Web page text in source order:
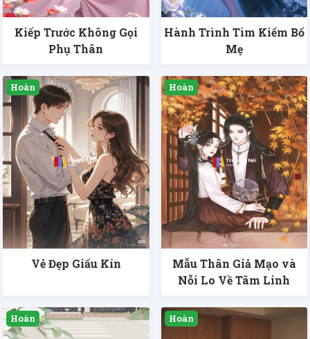
Kiếp Trước Không Gọi
Phụ Thân
Hành Trình Tìm Kiếm Bố
Mẹ
Vẻ Đẹp Giấu Kín
Mẫu Thân Giả Mạo và
Nỗi Lo Về Tâm Linh